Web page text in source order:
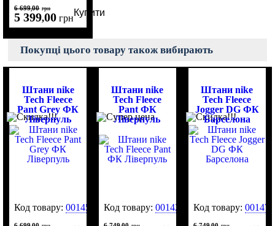
6 699,00 грн
5 399,00 грн
Купити
Покупці цього товару також вибирають
Штани nike
Tech Fleece
Pant Grey ФК
Ліверпуль
Код товару:0014513
Штани nike
Tech Fleece
Pant ФК
Ліверпуль
Код товару:0014255
Штани nike
Tech Fleece
Jogger DG ФК
Барселона
Код товару: